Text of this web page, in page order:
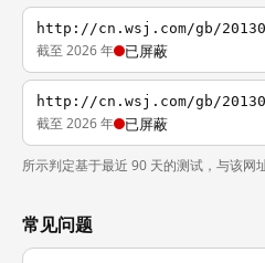
http://cn.wsj.com/gb/
截至 2026 年 已屏蔽
http://cn.wsj.com/gb/
截至 2026 年 已屏蔽
所示判定基于最近 90 天的测试，与该网
常见问题